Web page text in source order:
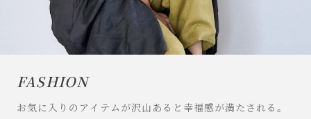
FASHION
お気に入りのアイテムが沢山あると幸福感が満たされる。